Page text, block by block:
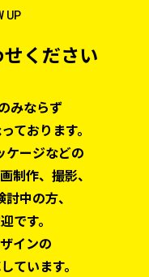
ください
UP
みならず
ております。
ージなどの
制作、撮影、
中の方、
です。
インの
ています。